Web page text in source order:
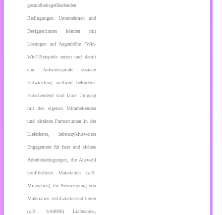
gesundheitsgefährdenden
Bedingungen. Unternehmen und
Designer:innen können mit
Lösungen auf Augenhöhe "Win-
Win"-Beispiele setzen und damit
eine Aufwärtsspirale sozialer
Entwicklung weltweit befördern.
Entscheidend sind fairer Umgang
mit den eigenen Mitarbeitenden
und direkten Partner:innen in der
Lieferkette, lebenszyklusweites
Engagement für faire und sichere
Arbeitsbedingungen, die Auswahl
konfliktfreier Materialien (z.B.
Mineralien), die Bevorzugung von
Materialien zertifizierter/auditierter
(z.B. SA8000) Lieferanten,